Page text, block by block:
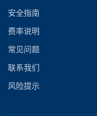
安全指南
费率说明
常见问题
联系我们
风险提示